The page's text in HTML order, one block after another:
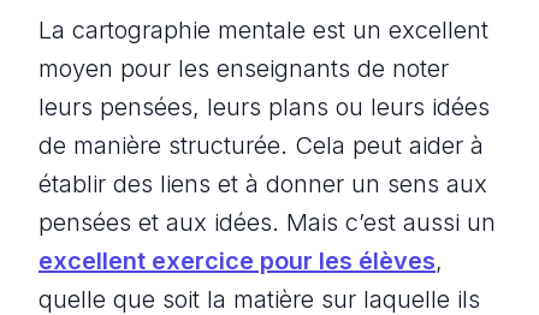
La cartographie mentale est un excellent
moyen pour les enseignants de noter
leurs pensées, leurs plans ou leurs idées
de manière structurée. Cela peut aider à
établir des liens et à donner un sens aux
pensées et aux idées. Mais c’est aussi un
excellent exercice pour les élèves,
quelle que soit la matière sur laquelle ils